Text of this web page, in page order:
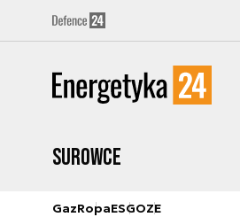
Surowce
GazRopaESGOZE